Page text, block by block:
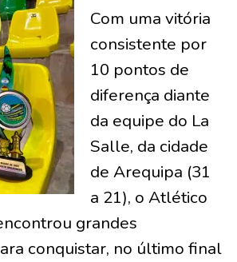
Com uma vitória
consistente por
10 pontos de
diferença diante
da equipe do La
Salle, da cidade
de Arequipa (31
a 21), o Atlético
grandes
conquistar, no último final